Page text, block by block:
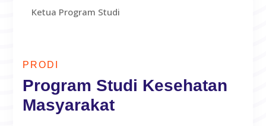
Ketua Program Studi
PRODI
Program Studi Kesehatan
Masyarakat